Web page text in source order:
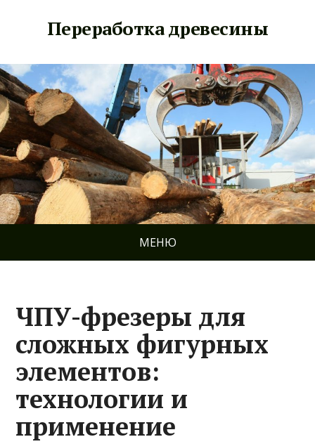
Переработка древесины
МЕНЮ
ЧПУ-фрезеры для
сложных фигурных
элементов:
технологии и
применение